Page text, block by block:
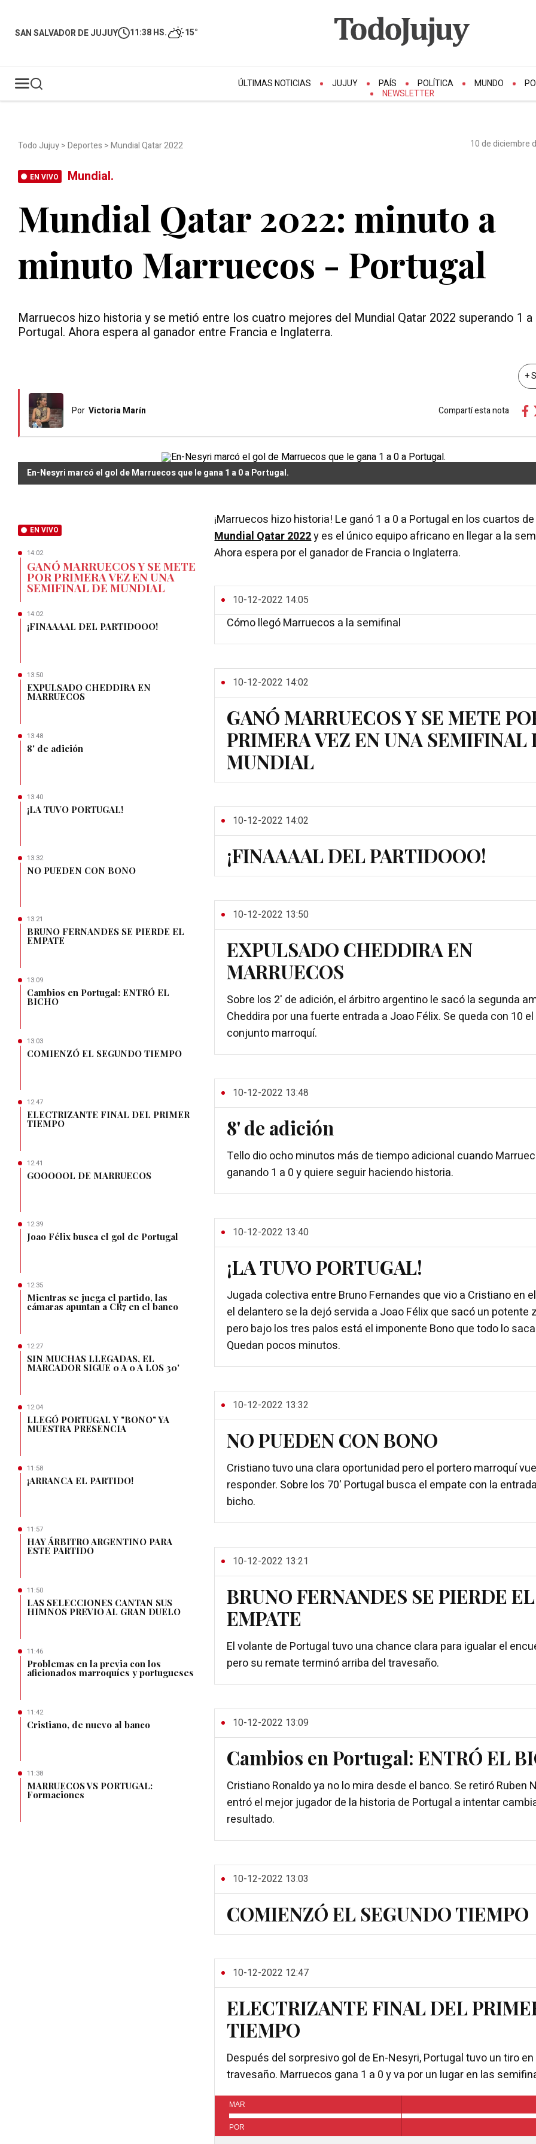
SAN SALVADOR DE JUJUY 11:38 HS. 15°
ÚLTIMAS NOTICIAS JUJUY PAÍS POLÍTICA MUNDO
NEWSLETTER
Todo Jujuy>Deportes >Mundial Qatar 2022 10 de diciembre
EN VIVO Mundial.
Mundial Qatar 2022: minuto a
minuto Marruecos - Portugal
Marruecos hizo historia y se metió entre los cuatro mejores del Mundial Qatar 2022 superando 1 a
Portugal. Ahora espera al ganador entre Francia e Inglaterra.
+
Por Victoria Marín Compartí esta nota
En-Nesyri marcó el gol de Marruecos que le gana 1 a 0 a Portugal.
EN VIVO
14:02
GANÓ MARRUECOS Y SE METE
POR PRIMERA VEZ EN UNA
SEMIFINAL DE MUNDIAL
14:02
¡FINAAAAL DEL PARTIDOOO!
13:50
EXPULSADO CHEDDIRA EN
MARRUECOS
13:48
8' de adición
13:40
¡LA TUVO PORTUGAL!
13:32
NO PUEDEN CON BONO
13:21
BRUNO FERNANDES SE PIERDE EL
EMPATE
13:09
Cambios en Portugal: ENTRÓ EL
BICHO
13:03
COMIENZÓ EL SEGUNDO TIEMPO
12:47
ELECTRIZANTE FINAL DEL PRIMER
TIEMPO
12:41
GOOOOOL DE MARRUECOS
12:39
Joao Félix busca el gol de Portugal
12:35
Mientras se juega el partido, las
cámaras apuntan a CR7 en el banco
12:27
SIN MUCHAS LLEGADAS, EL
MARCADOR SIGUE 0 A 0 A LOS 30'
12:04
LLEGÓ PORTUGAL Y "BONO" YA
MUESTRA PRESENCIA
11:58
¡ARRANCA EL PARTIDO!
11:57
HAY ÁRBITRO ARGENTINO PARA
ESTE PARTIDO
11:50
LAS SELECCIONES CANTAN SUS
HIMNOS PREVIO AL GRAN DUELO
11:46
Problemas en la previa con los
aficionados marroquíes y portugueses
11:42
Cristiano, de nuevo al banco
11:38
MARRUECOS VS PORTUGAL:
Formaciones
¡Marruecos hizo historia! Le ganó 1 a 0 a Portugal en los cuartos
Mundial Qatar 2022y es el único equipo africano en llegar a la
Ahora espera por el ganador de Francia o Inglaterra.
10-12-2022 14:05
Cómo llegó Marruecos a la semifinal
10-12-2022 14:02
GANÓ MARRUECOS Y SE METE
PRIMERA VEZ EN UNA SEMIFINAL
MUNDIAL
10-12-2022 14:02
¡FINAAAAL DEL PARTIDOOO!
10-12-2022 13:50
EXPULSADO CHEDDIRA EN
MARRUECOS
Sobre los 2' de adición, el árbitro argentino le sacó la segunda
Cheddira por una fuerte entrada a Joao Félix. Se queda con 10 el
conjunto marroquí.
10-12-2022 13:48
8' de adición
Tello dio ocho minutos más de tiempo adicional cuando
ganando 1 a 0 y quiere seguir haciendo historia.
10-12-2022 13:40
¡LA TUVO PORTUGAL!
Jugada colectiva entre Bruno Fernandes que vio a Cristiano en
el delantero se la dejó servida a Joao Félix que sacó un potente
pero bajo los tres palos está el imponente Bono que todo lo
Quedan pocos minutos.
10-12-2022 13:32
NO PUEDEN CON BONO
Cristiano tuvo una clara oportunidad pero el portero marroquí
responder. Sobre los 70' Portugal busca el empate con la
bicho.
10-12-2022 13:21
BRUNO FERNANDES SE PIERDE EL
EMPATE
El volante de Portugal tuvo una chance clara para igualar el
pero su remate terminó arriba del travesaño.
10-12-2022 13:09
Cambios en Portugal: ENTRÓ EL
Cristiano Ronaldo ya no lo mira desde el banco. Se retiró Ruben
entró el mejor jugador de la historia de Portugal a intentar
resultado.
10-12-2022 13:03
COMIENZÓ EL SEGUNDO TIEMPO
10-12-2022 12:47
ELECTRIZANTE FINAL DEL
TIEMPO
Después del sorpresivo gol de En-Nesyri, Portugal tuvo un tiro en
travesaño. Marruecos gana 1 a 0 y va por un lugar en las